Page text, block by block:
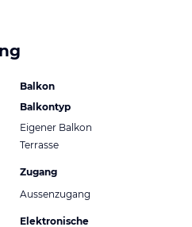
Balkon
Balkontyp
Eigener Balkon
Terrasse
Zugang
Aussenzugang
Elektronische